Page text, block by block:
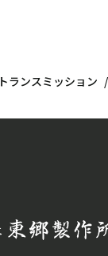
トランスミッション